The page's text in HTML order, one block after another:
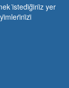
i̇stedi̇ği̇ni̇z yer